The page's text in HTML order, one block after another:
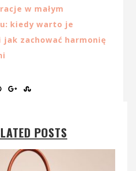
w małym
kiedy warto je
jak zachować harmonię
POSTS